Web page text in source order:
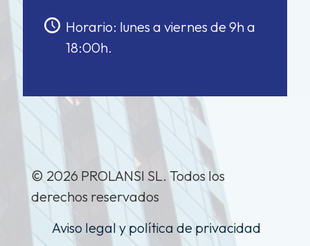
Horario: lunes a viernes de 9h a
18:00h.
© 2026 PROLANSI SL. Todos los
derechos reservados
Aviso legal y política de privacidad